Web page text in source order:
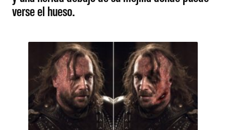
verse el hueso.